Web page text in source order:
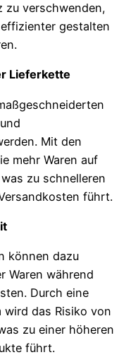
zu verschwenden,
gestalten
Lieferkette
Mit den
mehr Waren auf
zu schnelleren
führt.
können dazu
Waren während
Durch eine
wird das Risiko von
zu einer höheren
führt.